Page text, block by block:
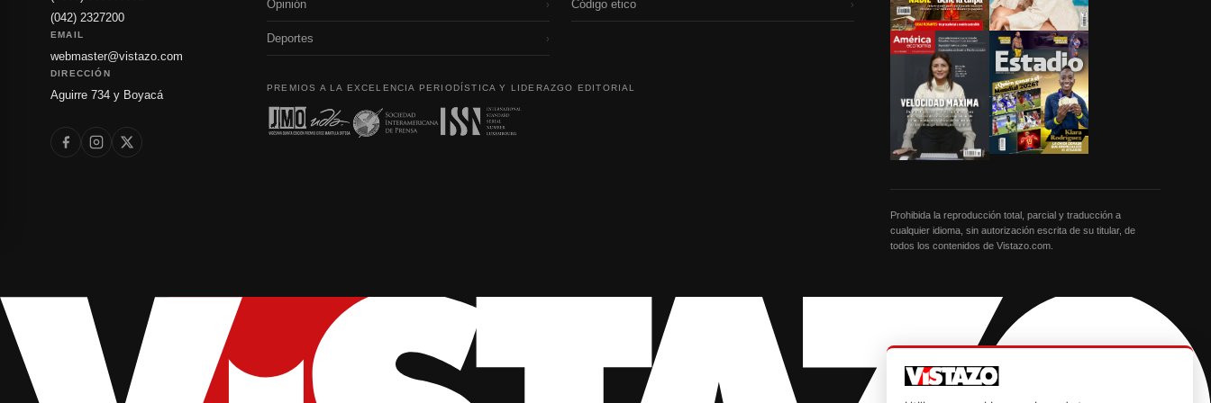
(042) 2327200
EMAIL
webmaster@vistazo.com
DIRECCIÓN
Aguirre 734 y Boyacá
Opinión ›
Deportes ›
Código etico ›
PREMIOS A LA EXCELENCIA PERIODÍSTICA Y LIDERAZGO EDITORIAL
Prohibida la reproducción total, parcial y traducción a
cualquier idioma, sin autorización escrita de su titular, de
todos los contenidos de Vistazo.com.